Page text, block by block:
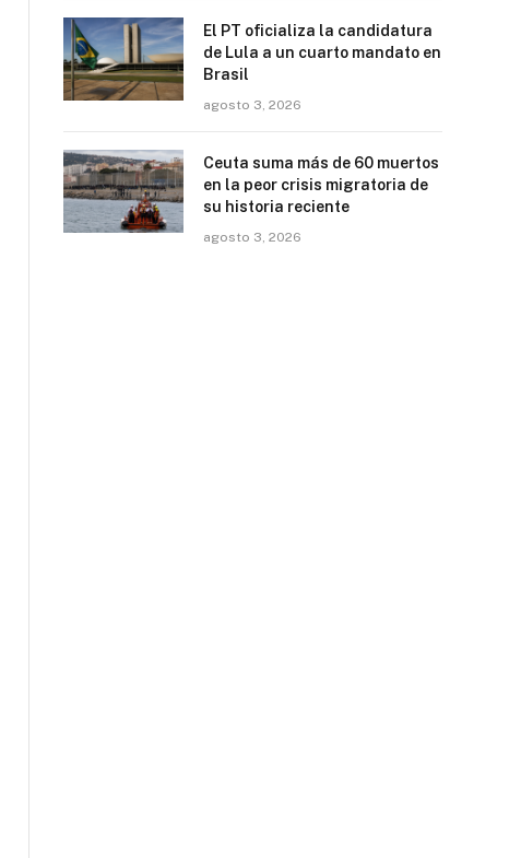
El PT oficializa la candidatura
de Lula a un cuarto mandato en
Brasil
agosto 3, 2026
Ceuta suma más de 60 muertos
en la peor crisis migratoria de
su historia reciente
agosto 3, 2026